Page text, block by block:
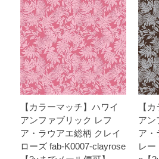
【カラーマッチ】ハワイ
アンファブリック レフ
ア・ラウアエ総柄 クレイ
ローズ fab-K0007-clayrose
【
アン
ア・
レー